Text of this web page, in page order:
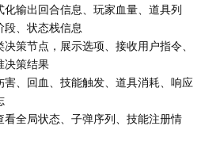
输出回合信息、玩家血量、道具列
、状态栈信息
策节点，展示选项、接收用户指令、
决策结果
害、回血、技能触发、道具消耗、响应
全局状态、子弹序列、技能注册情